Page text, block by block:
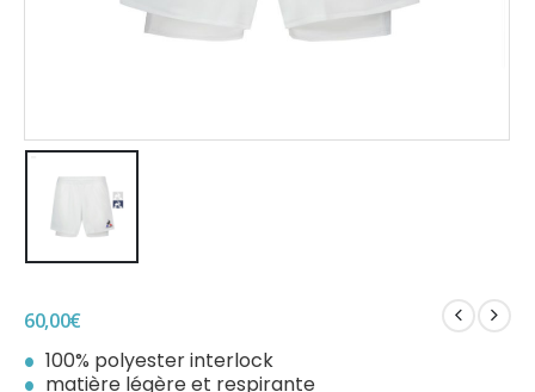
60,00€
100% polyester interlock
matière légère et respirante